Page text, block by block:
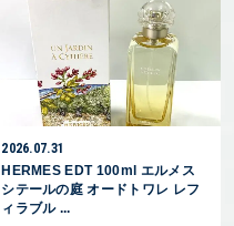
2026.07.31
HERMES EDT 100ml エルメス
シテールの庭 オードトワレ レフ
ィラブル ...